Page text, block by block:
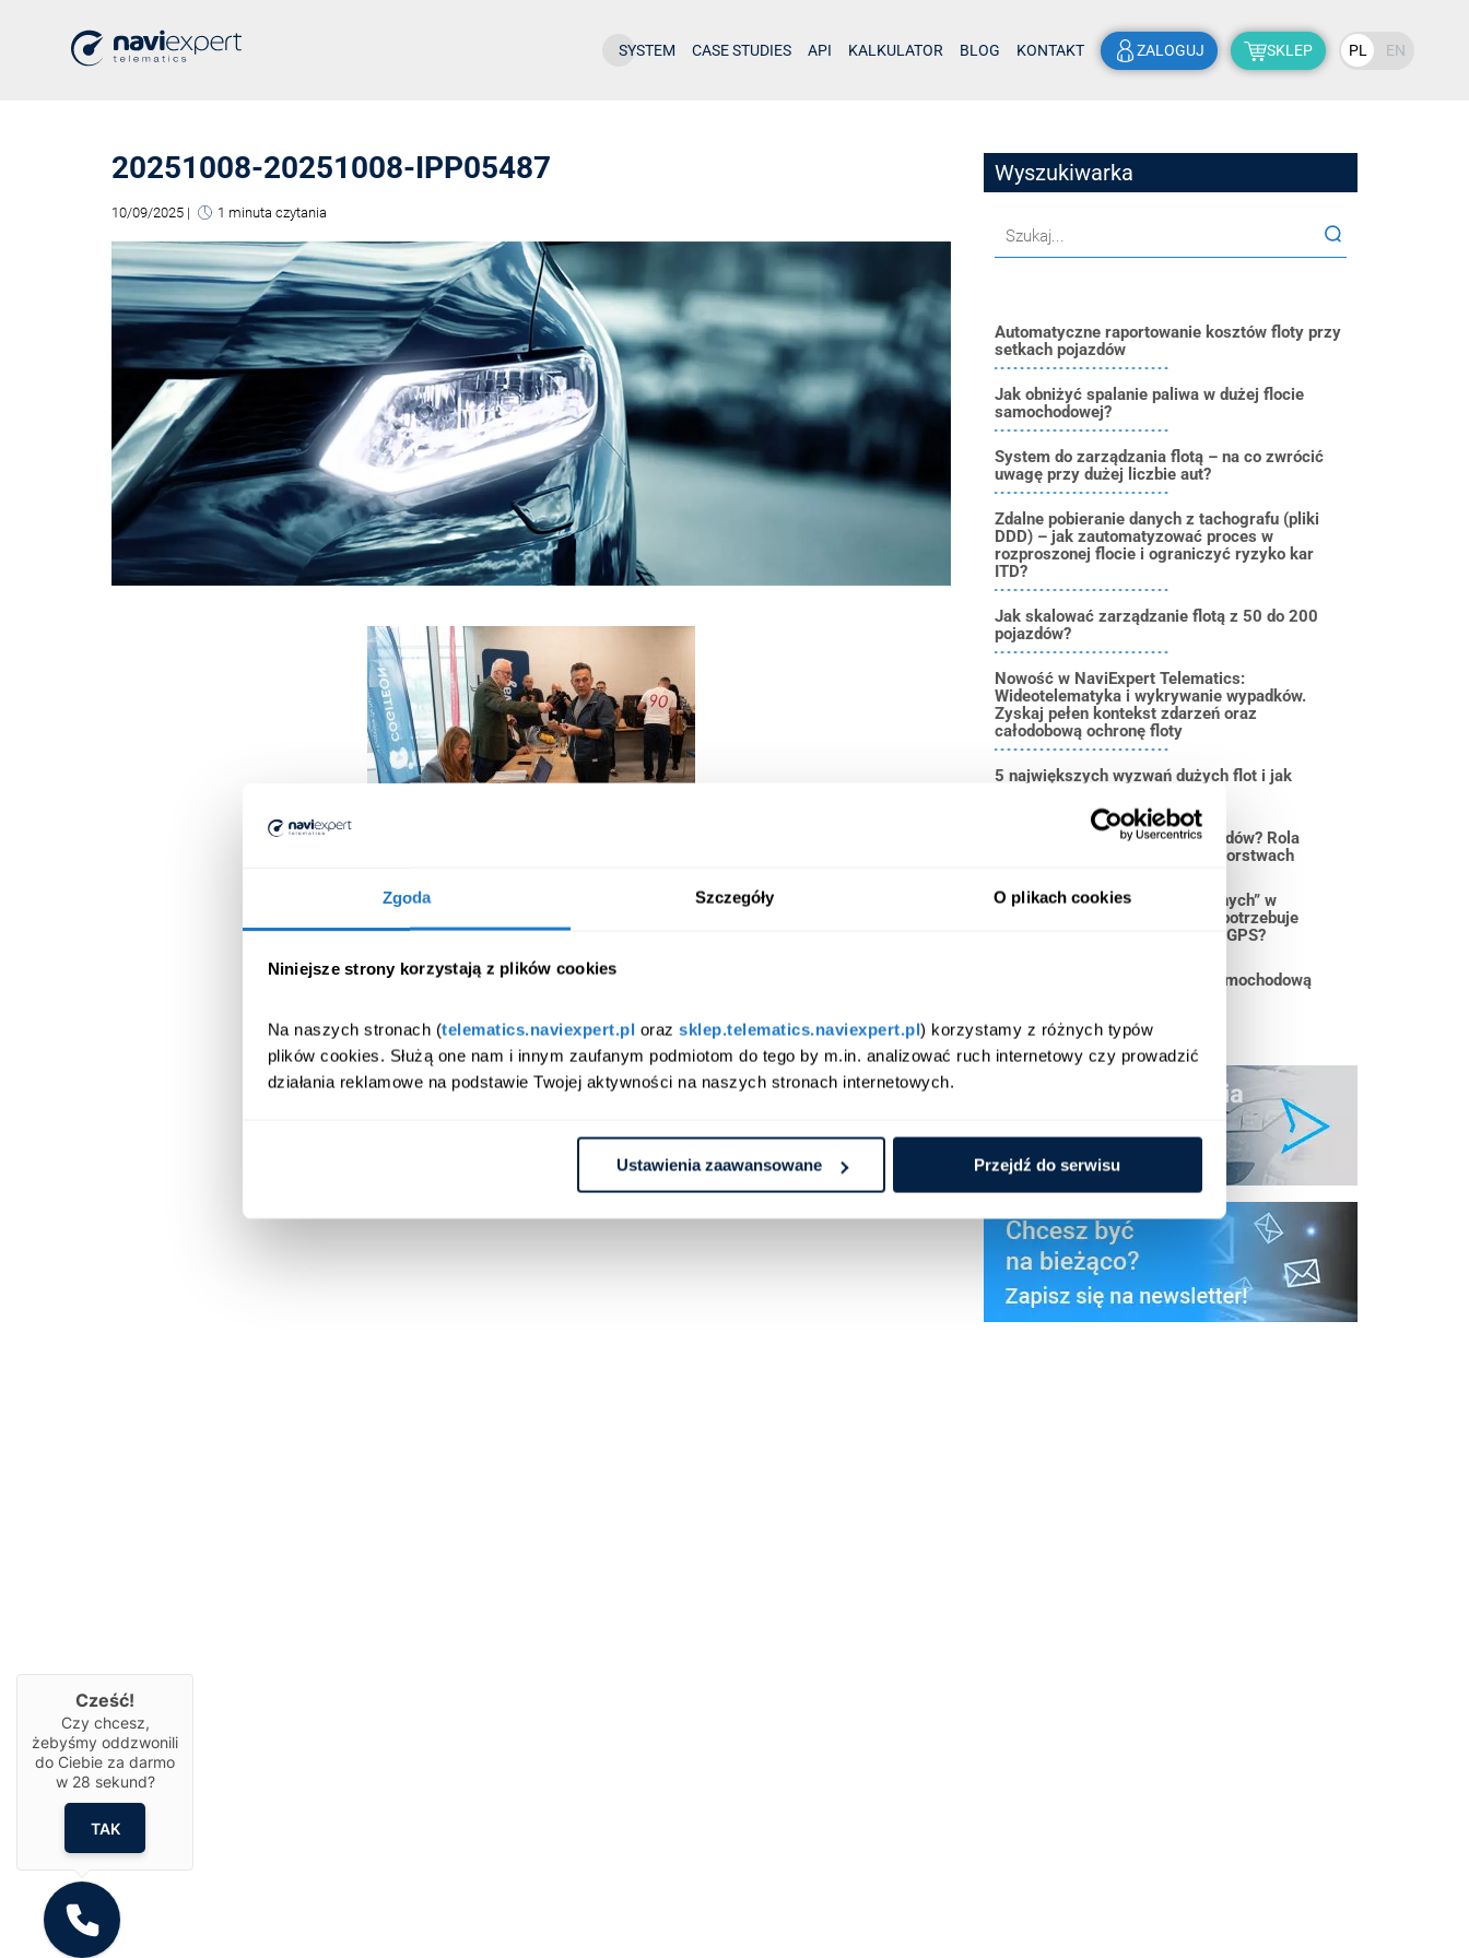
Zgoda Szczegóły O plikach cookies
Niniejsze strony korzystają z plików cookies
Na naszych stronach (telematics.naviexpert.pl oraz sklep.telematics.naviexpert.pl) korzystamy z różnych typów
plików cookies. Służą one nam i innym zaufanym podmiotom do tego by m.in. analizować ruch internetowy czy prowadzić
działania reklamowe na podstawie Twojej aktywności na naszych stronach internetowych.
Ustawienia zaawansowane Przejdź do serwisu
SYSTEM CASE STUDIES API KALKULATOR BLOG KONTAKT ZALOGUJ SKLEP PL EN
20251008-20251008-IPP05487
10/09/2025 | 1 minuta czytania
Wyszukiwarka
Automatyczne raportowanie kosztów floty przy
setkach pojazdów
Jak obniżyć spalanie paliwa w dużej flocie
samochodowej?
System do zarządzania flotą – na co zwrócić
uwagę przy dużej liczbie aut?
Zdalne pobieranie danych z tachografu (pliki
DDD) – jak zautomatyzować proces w
rozproszonej flocie i ograniczyć ryzyko kar
ITD?
Jak skalować zarządzanie flotą z 50 do 200
pojazdów?
Nowość w NaviExpert Telematics:
Wideotelematyka i wykrywanie wypadków.
Zyskaj pełen kontekst zdarzeń oraz
całodobową ochronę floty
5 największych wyzwań dużych flot i jak
Jak zarządzać flotą 100+ pojazdów? Rola
telematyki w dużych przedsiębiorstwach
Likwidacja „wysp technologicznych” w
logistyce. Dlaczego duża flota potrzebuje
jednego, spójnego ekosystemu GPS?
Skuteczne zarządzanie flotą samochodową
Cześć!
Czy chcesz,
żebyśmy oddzwonili
do Ciebie za darmo
w 28 sekund?
TAK